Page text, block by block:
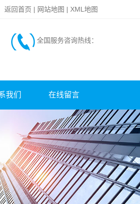
返回首页 | 网站地图 | XML地图
全国服务咨询热线：
我们 在线留言